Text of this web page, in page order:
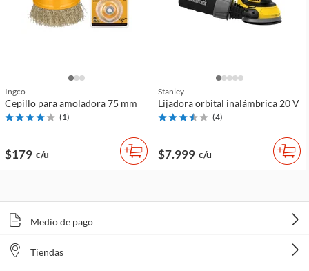
Ingco
Cepillo para amoladora 75 mm
(1)
$179 c/u
Stanley
Lijadora orbital inalámbrica 20 V
(4)
$7.999 c/u
Medio de pago
Tiendas